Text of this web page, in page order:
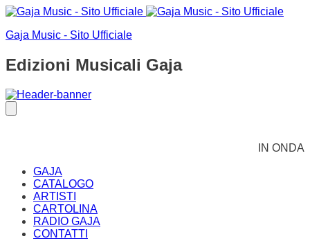
Gaja Music - Sito Ufficiale
Edizioni Musicali Gaja
IN ONDA
GAJA
CATALOGO
ARTISTI
CARTOLINA
RADIO GAJA
CONTATTI